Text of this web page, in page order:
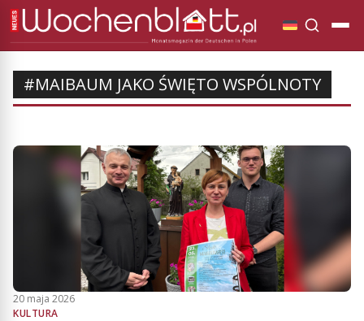
#MAIBAUM JAKO ŚWIĘTO WSPÓLNOTY
20 maja 2026
KULTURA